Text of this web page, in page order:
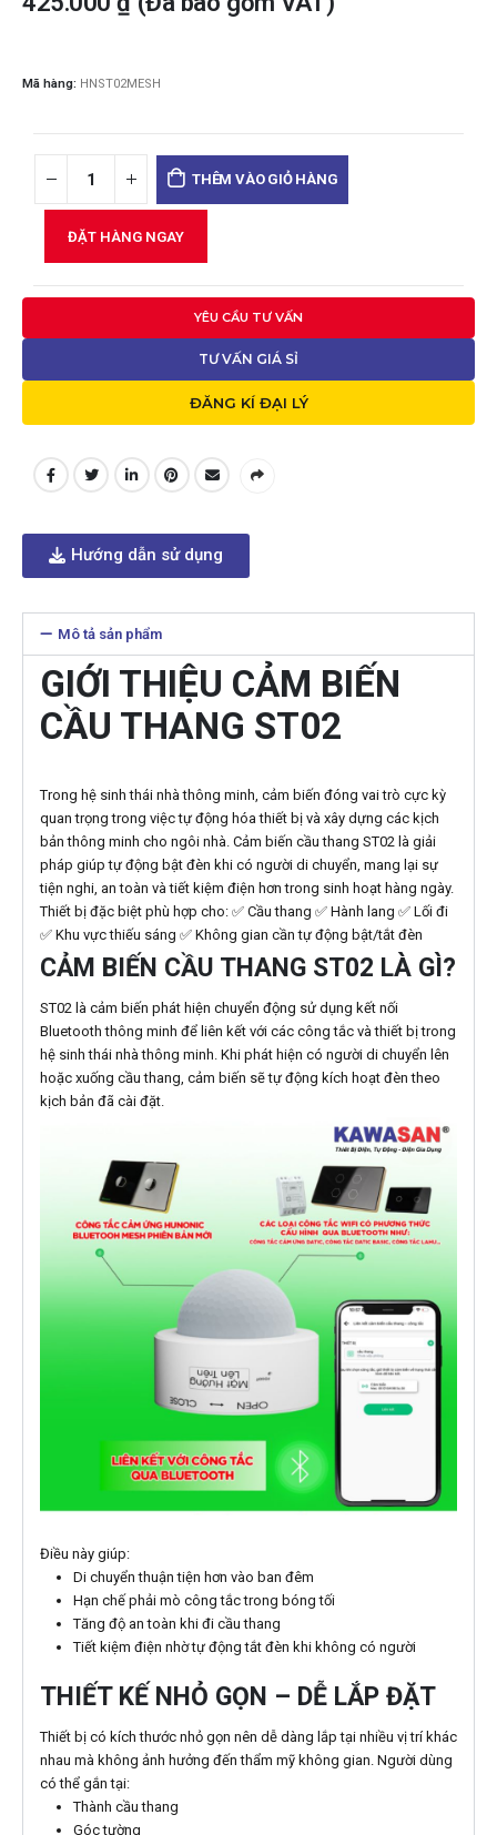
Mã hàng: HNST02MESH
THÊM VÀO GIỎ HÀNG
ĐẶT HÀNG NGAY
YÊU CẦU TƯ VẤN
TƯ VẤN GIÁ SỈ
ĐĂNG KÍ ĐẠI LÝ
Hướng dẫn sử dụng
Mô tả sản phẩm
GIỚI THIỆU CẢM BIẾN
CẦU THANG ST02
Trong hệ sinh thái nhà thông minh, cảm biến đóng vai trò cực kỳ
quan trọng trong việc tự động hóa thiết bị và xây dựng các kịch
bản thông minh cho ngôi nhà. Cảm biến cầu thang ST02 là giải
pháp giúp tự động bật đèn khi có người di chuyển, mang lại sự
tiện nghi, an toàn và tiết kiệm điện hơn trong sinh hoạt hàng ngày.
Thiết bị đặc biệt phù hợp cho: ✅ Cầu thang ✅ Hành lang ✅ Lối đi
✅ Khu vực thiếu sáng ✅ Không gian cần tự động bật/tắt đèn
CẢM BIẾN CẦU THANG ST02 LÀ GÌ?
ST02 là cảm biến phát hiện chuyển động sử dụng kết nối
Bluetooth thông minh để liên kết với các công tắc và thiết bị trong
hệ sinh thái nhà thông minh. Khi phát hiện có người di chuyển lên
hoặc xuống cầu thang, cảm biến sẽ tự động kích hoạt đèn theo
kịch bản đã cài đặt.
Điều này giúp:
Di chuyển thuận tiện hơn vào ban đêm
Hạn chế phải mò công tắc trong bóng tối
Tăng độ an toàn khi đi cầu thang
Tiết kiệm điện nhờ tự động tắt đèn khi không có người
THIẾT KẾ NHỎ GỌN – DỄ LẮP ĐẶT
Thiết bị có kích thước nhỏ gọn nên dễ dàng lắp tại nhiều vị trí khác
nhau mà không ảnh hưởng đến thẩm mỹ không gian. Người dùng
có thể gắn tại:
Thành cầu thang
Góc tường